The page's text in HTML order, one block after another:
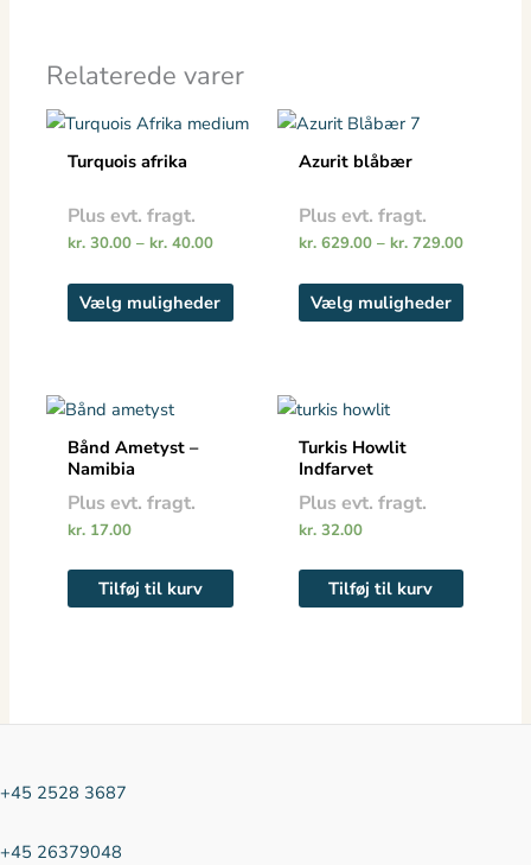
Relaterede varer
Turquois afrika
Plus evt. fragt.
kr.30.00 – kr.40.00
Prisinterval:
Vælg muligheder
Dette
varianter.
kan
vælges
Azurit blåbær
Plus evt. fragt.
kr.629.00 – kr.729.00
Vælg muligheder kan
vælges
Bånd Ametyst –
Namibia
Plus evt. fragt.
kr.17.00
Tilføj til kurv
Turkis Howlit
Indfarvet
Plus evt. fragt.
kr.32.00
Tilføj til kurv
+45 2528 3687
+45 26379048